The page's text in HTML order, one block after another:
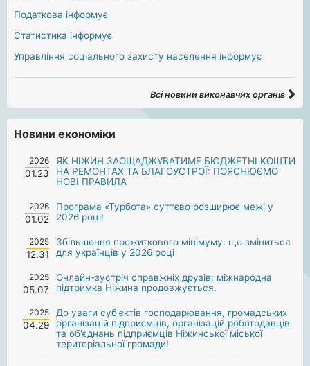
Податкова інформує
Статистика інформує
Управління соціального захисту населення інформує
Всі новини виконавчих органів
Новини економіки
2026
01.23
ЯК НІЖИН ЗАОЩАДЖУВАТИМЕ БЮДЖЕТНІ КОШТИ
НА РЕМОНТАХ ТА БЛАГОУСТРОЇ: ПОЯСНЮЄМО
НОВІ ПРАВИЛА
2026
01.02
Програма «Турбота» суттєво розширює межі у
2026 році!
2025
12.31
Збільшення прожиткового мінімуму: що зміниться
для українців у 2026 році
2025
05.07
Онлайн-зустріч справжніх друзів: міжнародна
підтримка Ніжина продовжується.
2025
04.29
До уваги суб'єктів господарювання, громадських
організацій підприємців, організацій роботодавців
та об'єднань підприємців Ніжинської міської
територіальної громади!